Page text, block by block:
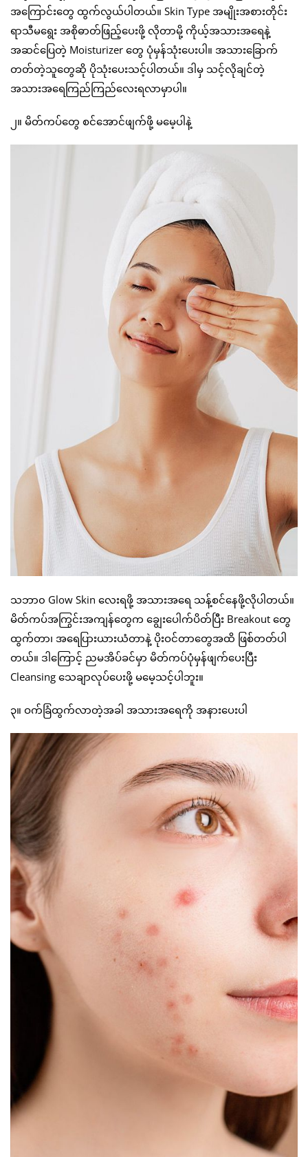
အကြောင်းတွေ ထွက်လွယ်ပါတယ်။ Skin Type အမျိုးအစားတိုင်း
ရာသီမရွေး အစိုဓာတ်ဖြည့်ပေးဖို့ လိုတာမို့ ကိုယ့်အသားအရေနဲ့
အဆင်ပြေတဲ့ Moisturizer တွေ ပုံမှန်သုံးပေးပါ။ အသားခြောက်
တတ်တဲ့သူတွေဆို ပိုသုံးပေးသင့်ပါတယ်။ ဒါမှ သင့်လိုချင်တဲ့
အသားအရေကြည်ကြည်လေးရလာမှာပါ။
၂။ မိတ်ကပ်တွေ စင်အောင်ဖျက်ဖို့ မမေ့ပါနဲ့
သဘာ၀ Glow Skin လေးရဖို့ အသားအရေ သန့်စင်နေဖို့လိုပါတယ်။
မိတ်ကပ်အကြွင်းအကျန်တွေက ချွေးပေါက်ပိတ်ပြီး Breakout တွေ
ထွက်တာ၊ အရေပြားယားယံတာနဲ့ ပိုးဝင်တာတွေအထိ ဖြစ်တတ်ပါ
တယ်။ ဒါကြောင့် ညမအိပ်ခင်မှာ မိတ်ကပ်ပုံမှန်ဖျက်ပေးပြီး
Cleansing သေချာလုပ်ပေးဖို့ မမေ့သင့်ပါဘူး။
၃။ ဝက်ခြံထွက်လာတဲ့အခါ အသားအရေကို အနားပေးပါ